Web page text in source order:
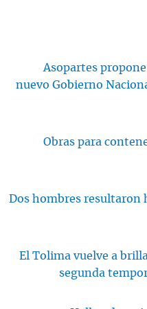
Asopartes
nuevo Gobierno
Obras para
Dos hombres resultaron
El Tolima vuelve a
segunda